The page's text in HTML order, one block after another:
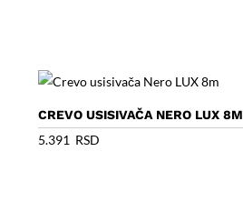
CREVO USISIVAČA NERO LUX 8M
5.391 RSD